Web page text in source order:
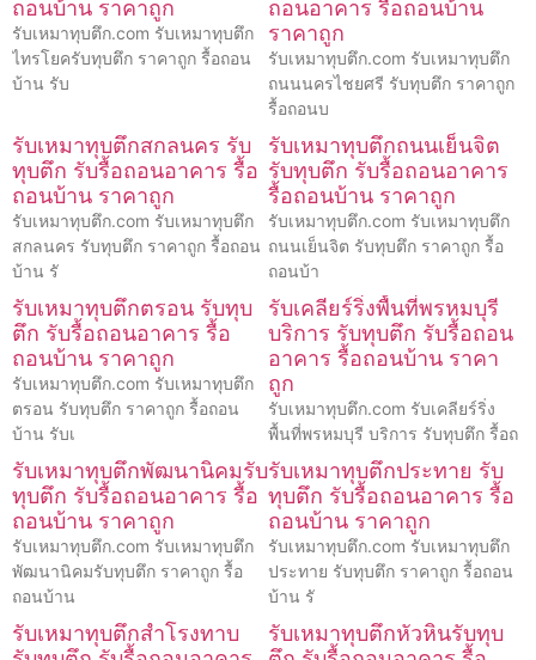
ถอนบ้าน ราคาถูก
รับเหมาทุบตึก.com รับเหมาทุบตึก
ไทรโยครับทุบตึก ราคาถูก รื้อถอน
บ้าน รับ
ถอนอาคาร รื้อถอนบ้าน
ราคาถูก
รับเหมาทุบตึก.com รับเหมาทุบตึก
ถนนนครไชยศรี รับทุบตึก ราคาถูก
รื้อถอนบ
รับเหมาทุบตึกสกลนคร รับ
ทุบตึก รับรื้อถอนอาคาร รื้อ
ถอนบ้าน ราคาถูก
รับเหมาทุบตึก.com รับเหมาทุบตึก
สกลนคร รับทุบตึก ราคาถูก รื้อถอน
บ้าน รั
รับเหมาทุบตึกถนนเย็นจิต
รับทุบตึก รับรื้อถอนอาคาร
รื้อถอนบ้าน ราคาถูก
รับเหมาทุบตึก.com รับเหมาทุบตึก
ถนนเย็นจิต รับทุบตึก ราคาถูก รื้อ
ถอนบ้า
รับเหมาทุบตึกตรอน รับทุบ
ตึก รับรื้อถอนอาคาร รื้อ
ถอนบ้าน ราคาถูก
รับเหมาทุบตึก.com รับเหมาทุบตึก
ตรอน รับทุบตึก ราคาถูก รื้อถอน
บ้าน รับเ
รับเคลียร์ริ่งพื้นที่พรหมบุรี
บริการ รับทุบตึก รับรื้อถอน
อาคาร รื้อถอนบ้าน ราคา
ถูก
รับเหมาทุบตึก.com รับเคลียร์ริ่ง
พื้นที่พรหมบุรี บริการ รับทุบตึก รื้อถ
รับเหมาทุบตึกพัฒนานิคมรับ
ทุบตึก รับรื้อถอนอาคาร รื้อ
ถอนบ้าน ราคาถูก
รับเหมาทุบตึก.com รับเหมาทุบตึก
พัฒนานิคมรับทุบตึก ราคาถูก รื้อ
ถอนบ้าน
รับเหมาทุบตึกประทาย รับ
ทุบตึก รับรื้อถอนอาคาร รื้อ
ถอนบ้าน ราคาถูก
รับเหมาทุบตึก.com รับเหมาทุบตึก
ประทาย รับทุบตึก ราคาถูก รื้อถอน
บ้าน รั
รับเหมาทุบตึกสำโรงทาบ
รับเหมาทุบตึกหัวหินรับทุบ